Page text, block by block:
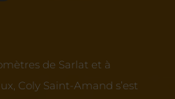
de Sarlat et à
Coly Saint-Amand s’est